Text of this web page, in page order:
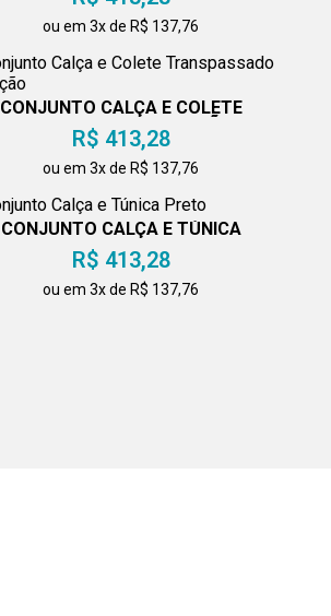
ou em 3x de R$ 137,76
CONJUNTO CALÇA E COLETE
TRANSPASSADO COLEÇÃO
R$ 413,28
ou em 3x de R$ 137,76
CONJUNTO CALÇA E TÚNICA
PRETO
R$ 413,28
ou em 3x de R$ 137,76